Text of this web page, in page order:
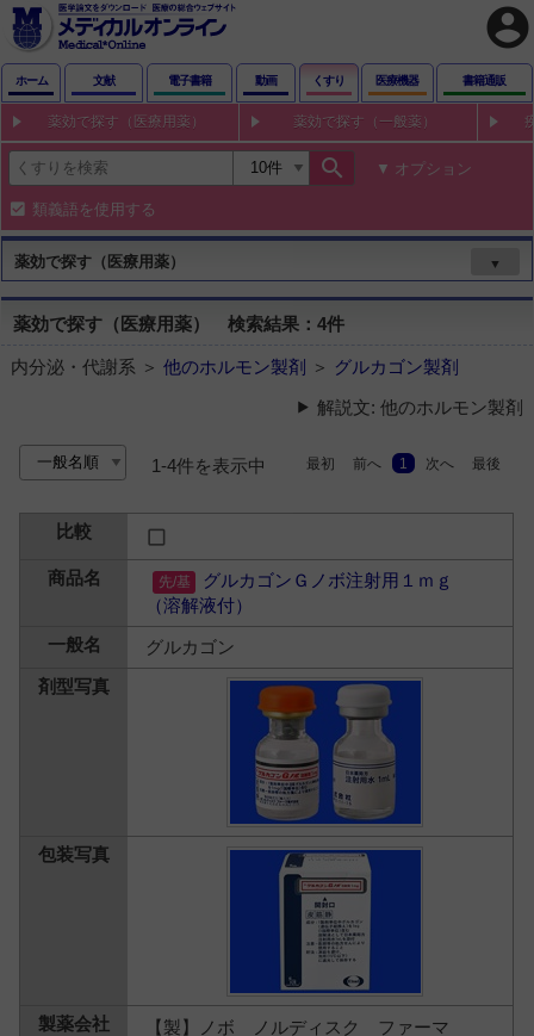
account_circle
ホーム 文献 電子書籍 動画 くすり 医療機器 書籍通販
薬効で探す（医療用薬） 薬効で探す（一般薬）
search オプション
類義語を使用する
薬効で探す（医療用薬） ▼
薬効で探す（医療用薬） 検索結果：4件
内分泌・代謝系 ＞ 他のホルモン製剤 ＞ グルカゴン製剤
解説文: 他のホルモン製剤
1-4件を表示中 最初 前へ 1 次へ 最後
グルカゴンＧノボ注射用１ｍｇ
（溶解液付）
グルカゴン
【製】ノボ ノルディスク ファーマ